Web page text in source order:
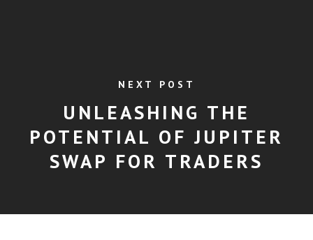
NEXT POST
UNLEASHING THE
POTENTIAL OF JUPITER
SWAP FOR TRADERS